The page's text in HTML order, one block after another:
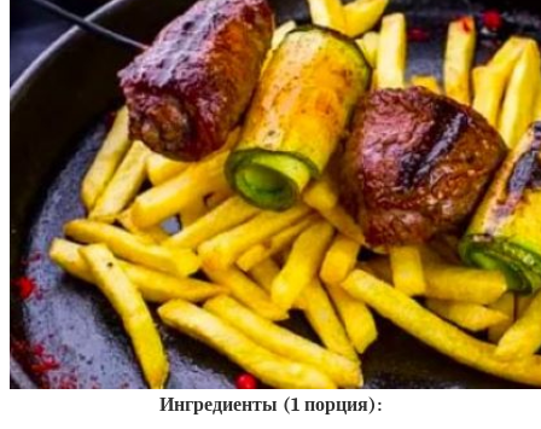
Ингредиенты (1 порция):